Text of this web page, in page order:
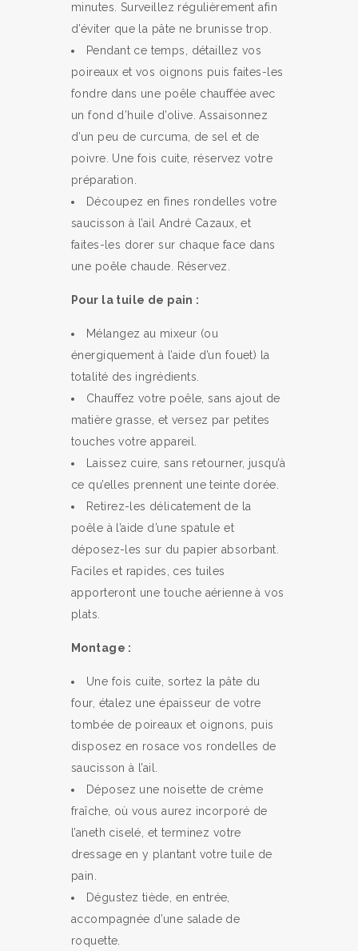
minutes. Surveillez régulièrement afin
d’éviter que la pâte ne brunisse trop.
Pendant ce temps, détaillez vos
poireaux et vos oignons puis faites-les
fondre dans une poêle chauffée avec
un fond d’huile d’olive. Assaisonnez
d’un peu de curcuma, de sel et de
poivre. Une fois cuite, réservez votre
préparation.
Découpez en fines rondelles votre
saucisson à l’ail André Cazaux, et
faites-les dorer sur chaque face dans
une poêle chaude. Réservez.
Pour la tuile de pain :
Mélangez au mixeur (ou
énergiquement à l’aide d’un fouet) la
totalité des ingrédients.
Chauffez votre poêle, sans ajout de
matière grasse, et versez par petites
touches votre appareil.
Laissez cuire, sans retourner, jusqu’à
ce qu’elles prennent une teinte dorée.
Retirez-les délicatement de la
poêle à l’aide d’une spatule et
déposez-les sur du papier absorbant.
Faciles et rapides, ces tuiles
apporteront une touche aérienne à vos
plats.
Montage :
Une fois cuite, sortez la pâte du
four, étalez une épaisseur de votre
tombée de poireaux et oignons, puis
disposez en rosace vos rondelles de
saucisson à l’ail.
Déposez une noisette de crème
fraîche, où vous aurez incorporé de
l’aneth ciselé, et terminez votre
dressage en y plantant votre tuile de
pain.
Dégustez tiède, en entrée,
accompagnée d’une salade de
roquette.